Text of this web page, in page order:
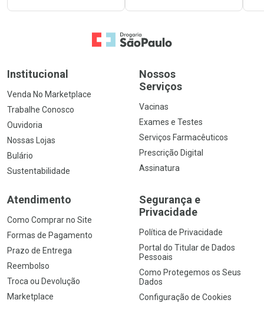
Ir para a Home
Institucional
Venda No Marketplace
Trabalhe Conosco
Ouvidoria
Nossas Lojas
Bulário
Sustentabilidade
Nossos
Serviços
Vacinas
Exames e Testes
Serviços Farmacêuticos
Prescrição Digital
Assinatura
Atendimento
Como Comprar no Site
Formas de Pagamento
Prazo de Entrega
Reembolso
Troca ou Devolução
Marketplace
Segurança e
Privacidade
Política de Privacidade
Portal do Titular de Dados
Pessoais
Como Protegemos os Seus
Dados
Configuração de Cookies